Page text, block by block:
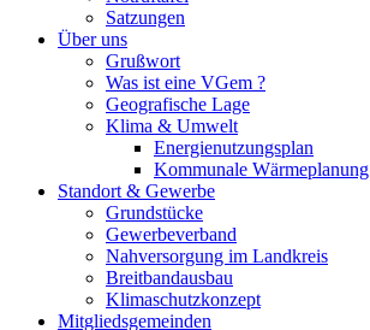
Satzungen
Über uns
Grußwort
Was ist eine VGem ?
Geografische Lage
Klima & Umwelt
Energienutzungsplan
Kommunale Wärmeplanung
Standort & Gewerbe
Grundstücke
Gewerbeverband
Nahversorgung im Landkreis
Breitbandausbau
Klimaschutzkonzept
Mitgliedsgemeinden